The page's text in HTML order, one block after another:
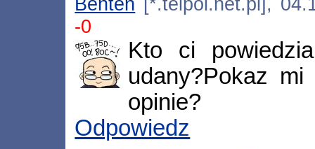
-0
Kto ci
udany?Pokaz
opinie?
Odpowiedz